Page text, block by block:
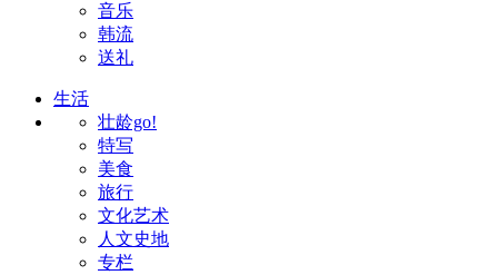
音乐
韩流
送礼
生活
壮龄go!
特写
美食
旅行
文化艺术
人文史地
专栏